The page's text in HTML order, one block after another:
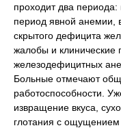
проходит два
период явной анемии,
скрытого дефицита
жалобы и клинические
железодефицитных
Больные отмечают
работоспособности.
извращение вкуса,
глотания с ощущением